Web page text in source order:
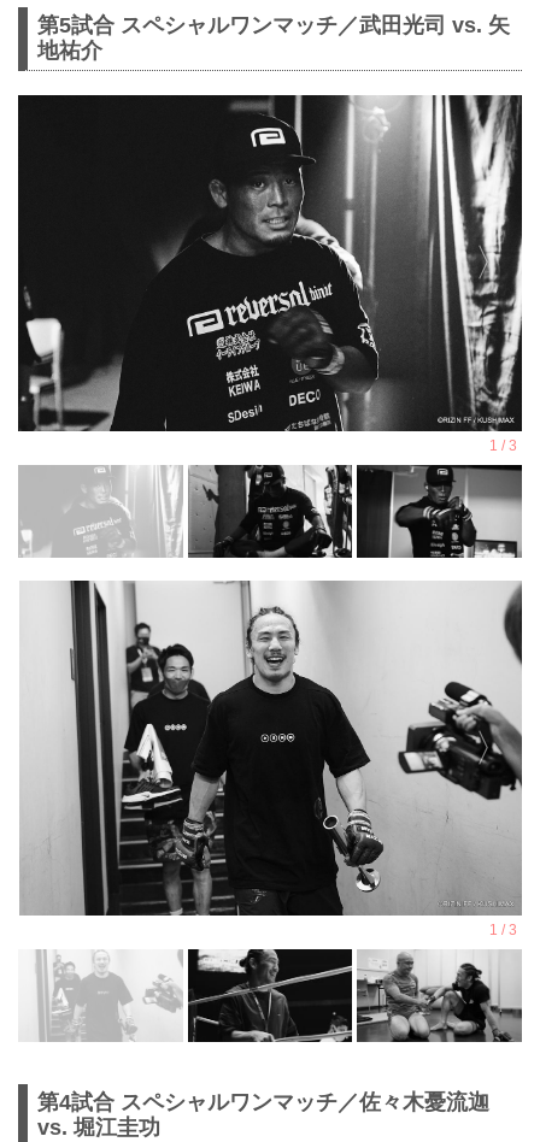
第5試合 スペシャルワンマッチ／武田光司 vs. 矢
地祐介
第4試合 スペシャルワンマッチ／佐々木憂流迦
vs. 堀江圭功